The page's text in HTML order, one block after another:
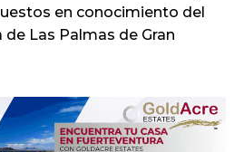
en conocimiento del
Las Palmas de Gran